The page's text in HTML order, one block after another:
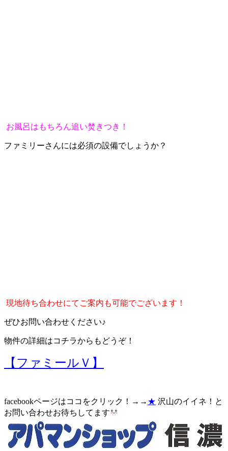
お風呂はもちろん追い焚きつき！
ファミリーさんには必須の設備でしょうか？
現地待ち合わせにてご案内も可能でございます！
ぜひお問い合わせください♪
物件の詳細はコチラからもどうぞ！
【ファミールＶ】
facebookページはココをクリック！→→ ★ 沢山のイイネ！と
お問い合わせお待ちしてます